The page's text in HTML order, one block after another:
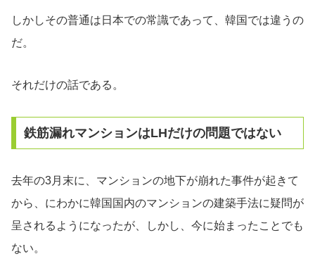
しかしその普通は日本での常識であって、韓国では違うの
だ。
それだけの話である。
鉄筋漏れマンションはLHだけの問題ではない
去年の3月末に、マンションの地下が崩れた事件が起きて
から、にわかに韓国国内のマンションの建築手法に疑問が
呈されるようになったが、しかし、今に始まったことでも
ない。